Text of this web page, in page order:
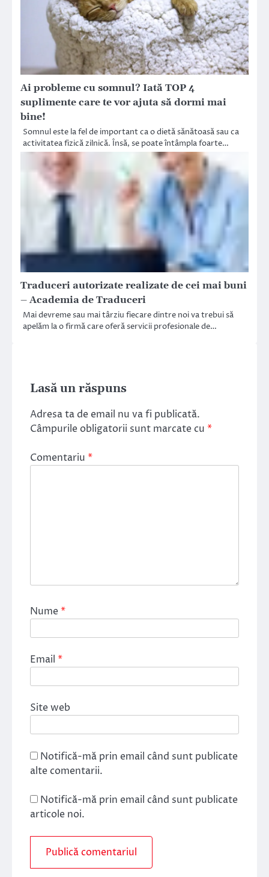
Ai probleme cu somnul? Iată TOP 4
suplimente care te vor ajuta să dormi mai
bine!
Somnul este la fel de important ca o dietă sănătoasă sau ca
activitatea fizică zilnică. Însă, se poate întâmpla foarte…
Traduceri autorizate realizate de cei mai buni
– Academia de Traduceri
Mai devreme sau mai târziu fiecare dintre noi va trebui să
apelăm la o firmă care oferă servicii profesionale de…
Lasă un răspuns
Adresa ta de email nu va fi publicată.
Câmpurile obligatorii sunt marcate cu *
Comentariu *
Nume*
Email *
Site web
Notifică-mă prin email când sunt publicate
alte comentarii.
Notifică-mă prin email când sunt publicate
articole noi.